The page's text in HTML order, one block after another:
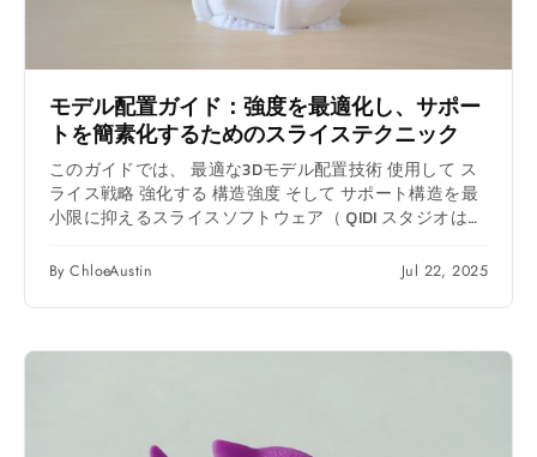
モデル配置ガイド：強度を最適化し、サポー
トを簡素化するためのスライステクニック
このガイドでは、 最適な3Dモデル配置技術 使用して ス
ライス戦略 強化する 構造強度 そして サポート構造を最
小限に抑えるスライスソフトウェア（ QIDI スタジオは改
刷時間を短縮機能的モデルと装飾的モデルの両方の実用
By ChloeAustin Jul 22, 2025